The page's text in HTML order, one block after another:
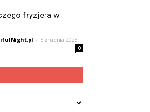
fryzjera w
- 5 grudnia 2025
0